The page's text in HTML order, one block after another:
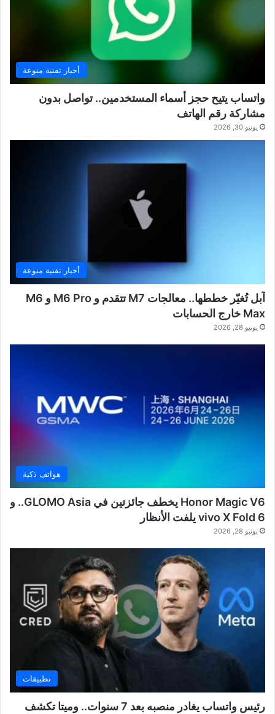
أخبار تقنية منوعة
واتساب يتيح حجز أسماء المستخدمين.. تواصل بدون
مشاركة رقم الهاتف
يونيو 30, 2026
أخبار تقنية منوعة
آبل تُغيّر خططها.. معالجات M7 تتقدم و M6 Pro و M6
Max خارج الحسابات
يونيو 28, 2026
هواتف ذكية
Honor Magic V6 يخطف جائزتين في GLOMO Asia.. و
vivo X Fold 6 يلفت الأنظار
يونيو 28, 2026
تطبيقات
رئيس واتساب يغادر منصبه بعد 7 سنوات.. وميتا تكشف